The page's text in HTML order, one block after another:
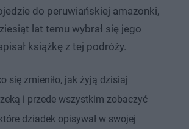
do peruwiańskiej amazonki,
lat temu wybrał się jego
książkę z tej podróży.
się zmieniło, jak żyją dzisiaj
i przede wszystkim zobaczyć
dziadek opisywał w swojej